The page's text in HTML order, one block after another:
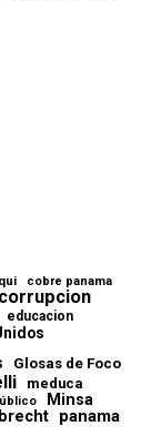
cobre panama
corrupcion
educacion
Glosas de Foco
meduca
Minsa
panama